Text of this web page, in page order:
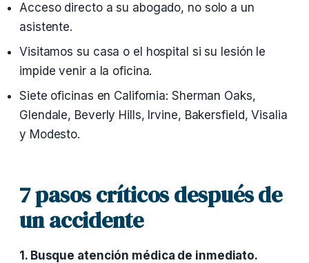
Acceso directo a su abogado, no solo a un
asistente.
Visitamos su casa o el hospital si su lesión le
impide venir a la oficina.
Siete oficinas en California: Sherman Oaks,
Glendale, Beverly Hills, Irvine, Bakersfield, Visalia
y Modesto.
7 pasos críticos después de
un accidente
1. Busque atención médica de inmediato.